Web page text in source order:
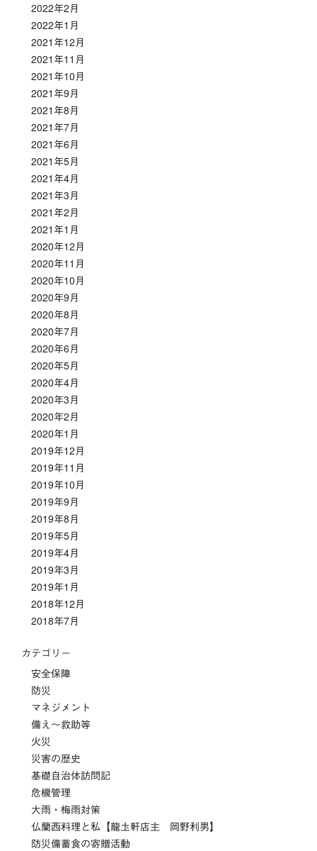
2022年2月
2022年1月
2021年12月
2021年11月
2021年10月
2021年9月
2021年8月
2021年7月
2021年6月
2021年5月
2021年4月
2021年3月
2021年2月
2021年1月
2020年12月
2020年11月
2020年10月
2020年9月
2020年8月
2020年7月
2020年6月
2020年5月
2020年4月
2020年3月
2020年2月
2020年1月
2019年12月
2019年11月
2019年10月
2019年9月
2019年8月
2019年5月
2019年4月
2019年3月
2019年1月
2018年12月
2018年7月
カテゴリー
安全保障
防災
マネジメント
備え～救助等
火災
災害の歴史
基礎自治体訪問記
危機管理
大雨・梅雨対策
仏蘭西料理と私【龍圡軒店主 岡野利男】
防災備蓄食の寄贈活動